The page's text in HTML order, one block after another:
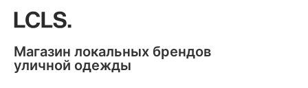
Магазин локальных брендов
уличной одежды